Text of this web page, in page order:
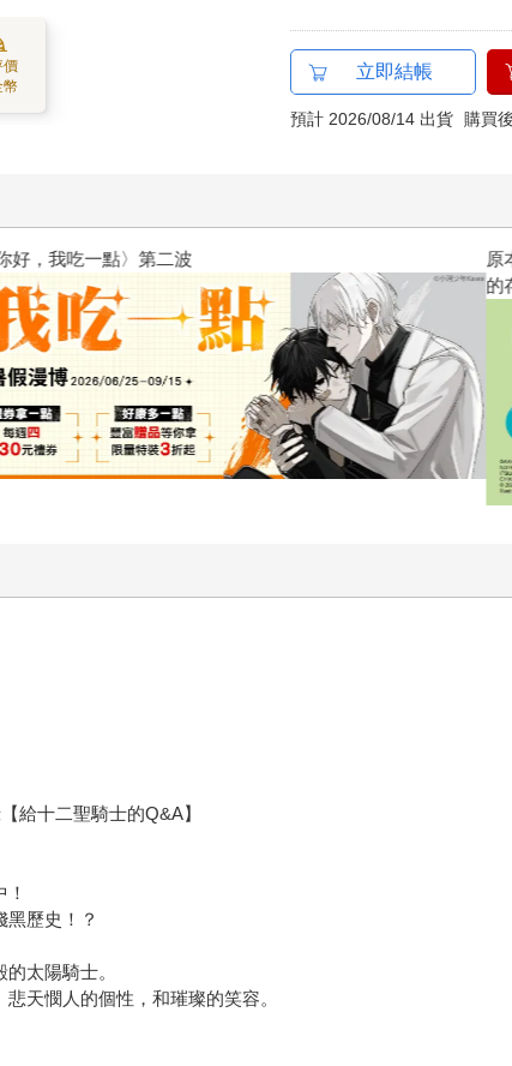
價
幣
立即結帳
預計 2026/08/14 出貨 購買
〉第二波
原本只是跟全校
的存在（１）
給十二聖騎士的Q&A】
歷史！？
太陽騎士。
天憫人的個性，和璀璨的笑容。